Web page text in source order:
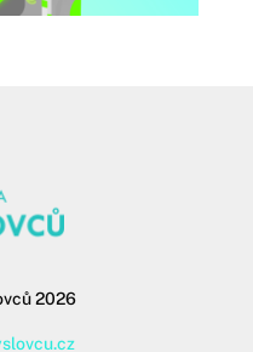
2026